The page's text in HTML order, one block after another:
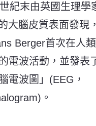
紀末由英國生理學
大腦皮質表面發現
Berger首次在人
電波活動，並發表
電波圖」(EEG，
。